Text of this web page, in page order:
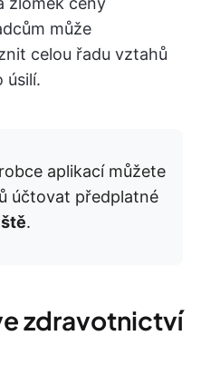
může
celou řadu vztahů
úsilí.
aplikací můžete
účtovat předplatné
.
zdravotnictví